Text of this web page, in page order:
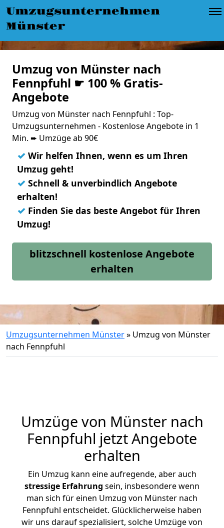
Umzugsunternehmen
Münster
Umzug von Münster nach
Fennpfuhl ☛ 100 % Gratis-
Angebote
Umzug von Münster nach Fennpfuhl : Top-
Umzugsunternehmen - Kostenlose Angebote in 1
Min. ➨ Umzüge ab 90€
✓ Wir helfen Ihnen, wenn es um Ihren
Umzug geht!
✓ Schnell & unverbindlich Angebote
erhalten!
✓ Finden Sie das beste Angebot für Ihren
Umzug!
blitzschnell kostenlose Angebote
erhalten
Umzugsunternehmen Münster» Umzug von Münster
nach Fennpfuhl
Umzüge von Münster nach
Fennpfuhl jetzt Angebote
erhalten
Ein Umzug kann eine aufregende, aber auch
stressige Erfahrung sein, insbesondere wenn
man sich für einen Umzug von Münster nach
Fennpfuhl entscheidet. Glücklicherweise haben
wir uns darauf spezialisiert, solche Umzüge von